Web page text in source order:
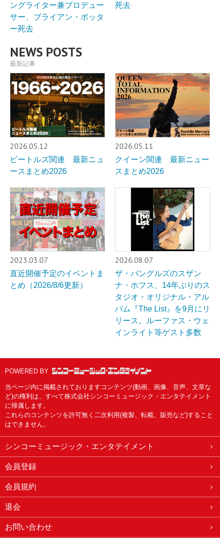
ングライター兼プロデュー
サー、ブライアン・ポッタ
ー死去
死去
NEWS POSTS
最新記事
2026.05.12
ビートルズ関連 最新ニュ
ースまとめ2026
2026.05.11
クイーン関連 最新ニュー
スまとめ2026
2023.03.07
直近開催予定のイベントま
とめ（2026/8/6更新）
2026.08.07
ザ・バングルズのスザン
ナ・ホフス、14年ぶりのス
タジオ・オリジナル・アル
バム『The List』を9月にリ
リース。ルーファス・ウェ
インライト等ゲスト多数
POWERED BY
当ページ内に掲載されておりますコンテンツ(動画、画像、音声、文章な
ど)の権利は、すべて株式会社シンコーミュージック・エンタテイメント
に帰属します。
これらのコンテンツを許可無く二次利用(複製、転載、販売など)すること
はできません。
シンコーミュージック・エンタテイメント
会員登録
会員規約
退会
お問い合わせ